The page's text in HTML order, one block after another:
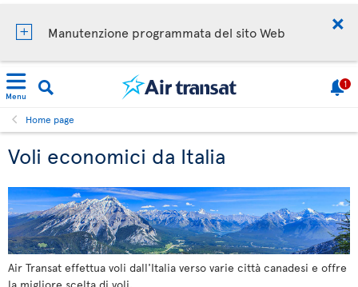
Manutenzione programmata del sito Web
Menu
1
Home page
Voli economici da Italia
Air Transat effettua voli dall'Italia verso varie città canadesi e offre